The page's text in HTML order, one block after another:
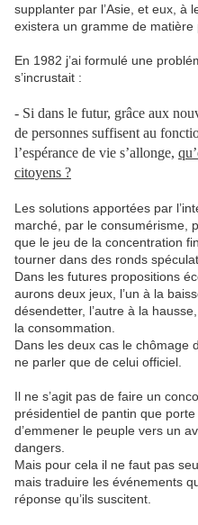
supplanter par l’Asie, et eux, à
existera un gramme de matière
En 1982 j’ai formulé une
s’incrustait :
- Si dans le futur, grâce aux
de personnes suffisent au
l’espérance de vie s’allonge,
citoyens ?
Les solutions apportées par
marché, par le consumérisme,
que le jeu de la concentration
tourner dans des ronds
Dans les futures propositions
aurons deux jeux, l’un à la
désendetter, l’autre à la
la consommation.
Dans les deux cas le chômage
ne parler que de celui officiel.
Il ne s’agit pas de faire un
présidentiel de pantin que
d’emmener le peuple vers un
dangers.
Mais pour cela il ne faut pas
mais traduire les événements
réponse qu’ils suscitent.